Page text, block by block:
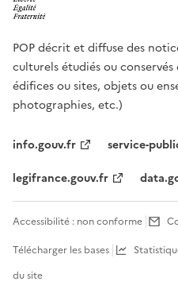
POP décrit et diffuse des
culturels étudiés ou
édifices ou sites, objets ou
photographies, etc.)
info.gouv.fr
service-
legifrance.gouv.fr
Accessibilité : non conforme
Télécharger les bases
du site